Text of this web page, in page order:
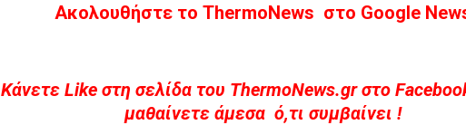
Ακολουθήστε το ThermoNews στο Google
Kάνετε Like στη σελίδα του ThermoNews.gr στο
μαθαίνετε άμεσα ό,τι συμβαίνει !